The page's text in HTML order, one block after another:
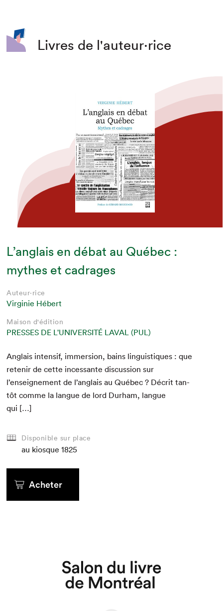
Livres de l'auteur·rice
L’anglais en débat au Québec :
mythes et cadrages
Auteur·rice
Virginie Hébert
Maison d'édition
PRESSES DE L'UNIVERSITÉ LAVAL (PUL)
Anglais inten­sif, immer­sion, bains lin­guis­tiques : que
retenir de cette inces­sante dis­cus­sion sur
l’enseignement de l’anglais au Québec ? Décrit tan­
tôt comme la langue de lord Durham, langue
qui […]
Disponible sur place
au kiosque 1825
Acheter